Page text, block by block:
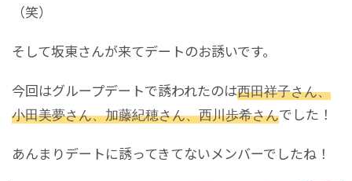
（笑）
そして坂東さんが来てデートのお誘いです。
今回はグループデートで誘われたのは西田祥子さん、
小田美夢さん、加藤紀穂さん、西川歩希さんでした！
あんまりデートに誘ってきてないメンバーでしたね！